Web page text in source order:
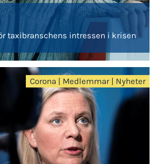
taxibranschens intressen i krisen
Corona | Medlemmar| Nyheter